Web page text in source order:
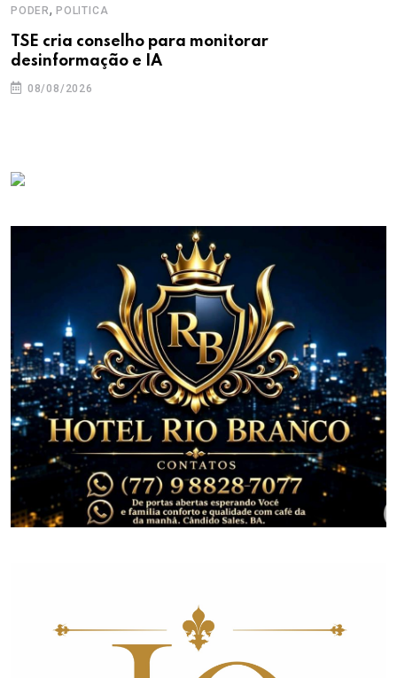
PODER, POLITICA
TSE cria conselho para monitorar
desinformação e IA
08/08/2026